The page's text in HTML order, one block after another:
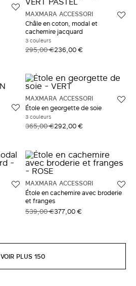
MAXMARA ACCESSORI
Châle en coton, modal et
cachemire jacquard
3 couleurs
295,00 €236,00 €
MAXMARA ACCESSORI
Étole en georgette de soie
3 couleurs
365,00 €292,00 €
MAXMARA ACCESSORI
Étole en cachemire avec broderie
et franges
539,00 €377,00 €
VOIR PLUS 150